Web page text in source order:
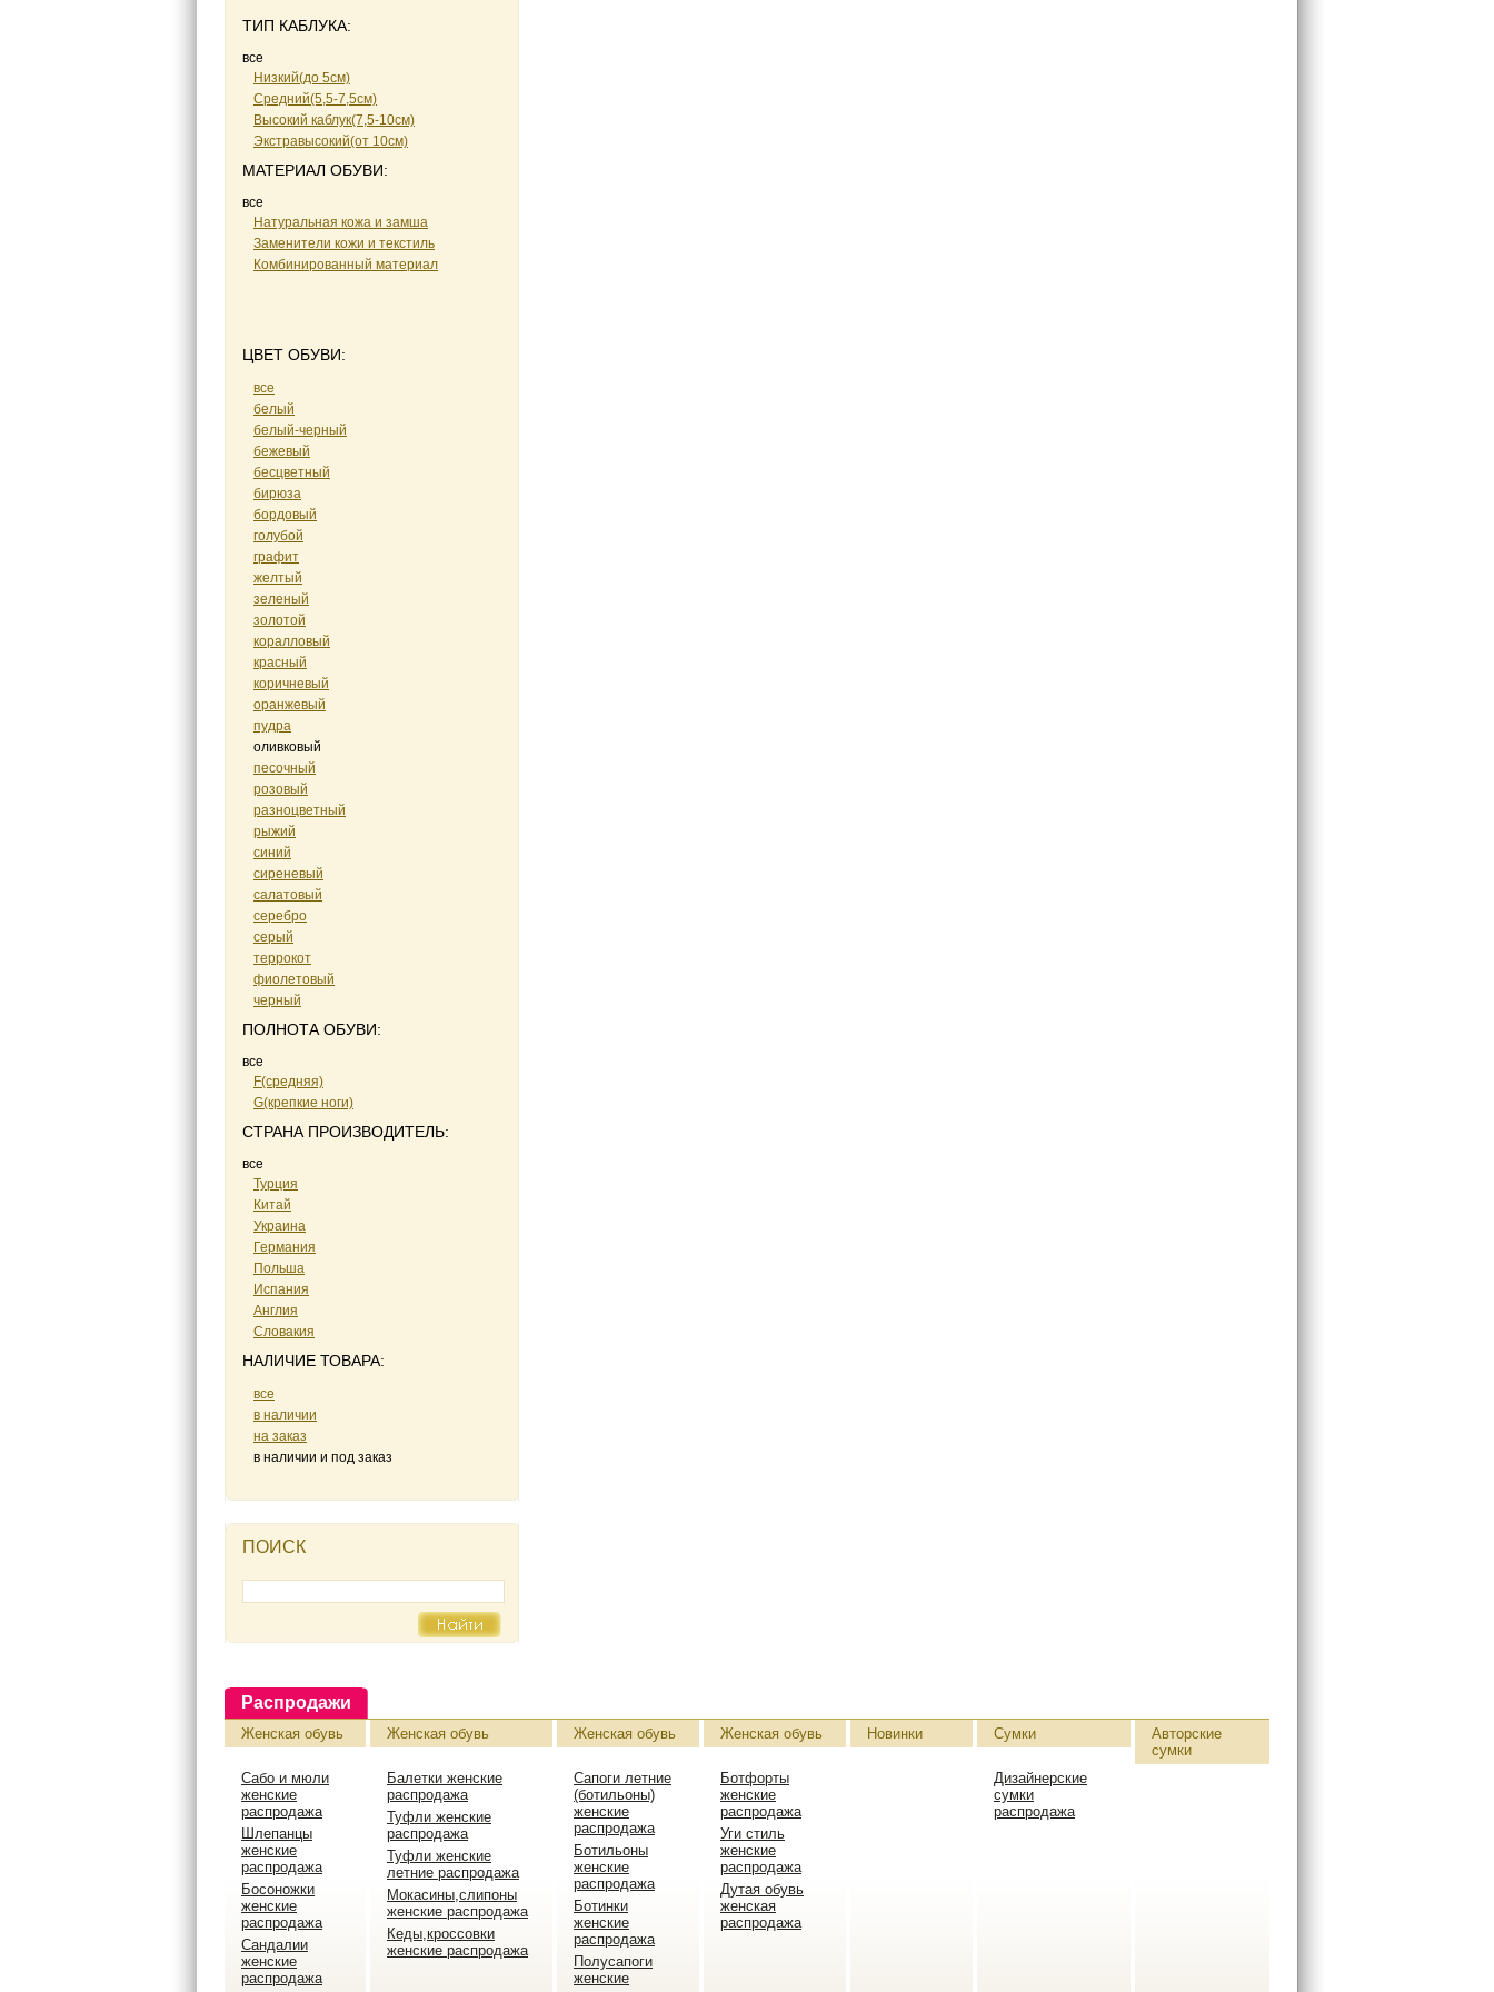
ТИП КАБЛУКА:
все
Низкий(до 5см)
Средний(5,5-7,5см)
Высокий каблук(7,5-10см)
Экстравысокий(от 10см)
МАТЕРИАЛ ОБУВИ:
все
Натуральная кожа и замша
Заменители кожи и текстиль
Комбинированный материал
ЦВЕТ ОБУВИ:
все
белый
белый-черный
бежевый
бесцветный
бирюза
бордовый
голубой
графит
желтый
зеленый
золотой
коралловый
красный
коричневый
оранжевый
пудра
оливковый
песочный
розовый
разноцветный
рыжий
синий
сиреневый
салатовый
серебро
серый
террокот
фиолетовый
черный
ПОЛНОТА ОБУВИ:
все
F(средняя)
G(крепкие ноги)
СТРАНА ПРОИЗВОДИТЕЛЬ:
все
Турция
Китай
Украина
Германия
Польша
Испания
Англия
Словакия
НАЛИЧИЕ ТОВАРА:
все
в наличии
на заказ
в наличии и под заказ
ПОИСК
Распродажи
Женская обувь
Сабо и мюли
женские
распродажа
Шлепанцы
женские
распродажа
Босоножки
женские
распродажа
Сандалии
женские
распродажа
Женская обувь
Балетки женские
распродажа
Туфли женские
распродажа
Туфли женские
летние распродажа
Мокасины,слипоны
женские распродажа
Кеды,кроссовки
женские распродажа
Женская обувь
Сапоги летние
(ботильоны)
женские
распродажа
Ботильоны
женские
распродажа
Ботинки
женские
распродажа
Полусапоги
женские
Женская обувь
Ботфорты
женские
распродажа
Уги стиль
женские
распродажа
Дутая обувь
женская
распродажа
Новинки Сумки
Дизайнерские
сумки
распродажа
Авторские
сумки